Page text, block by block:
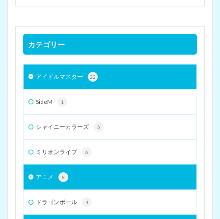
カテゴリー
アイドルマスター 22
SideM 1
シャイニーカラーズ 5
ミリオンライブ 6
アニメ 8
ドラゴンボール 4